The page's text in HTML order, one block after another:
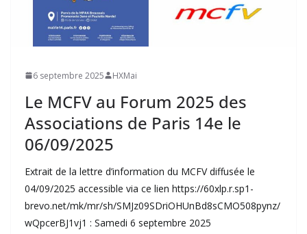
6 septembre 2025 HXMai
Le MCFV au Forum 2025 des
Associations de Paris 14e le
06/09/2025
Extrait de la lettre d’information du MCFV diffusée le
04/09/2025 accessible via ce lien https://60xlp.r.sp1-
brevo.net/mk/mr/sh/SMJz09SDriOHUnBd8sCMO508pynz/
wQpcerBJ1vj1 : Samedi 6 septembre 2025